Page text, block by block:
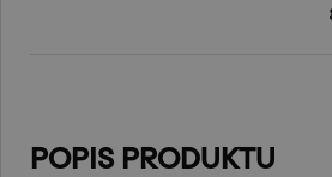
POPIS PRODUKTU